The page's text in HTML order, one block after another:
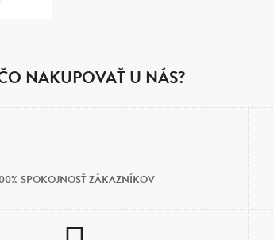
NAKUPOVAŤ U NÁS?
SPOKOJNOSŤ ZÁKAZNÍKOV